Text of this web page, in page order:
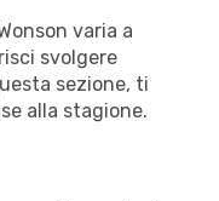
varia a
svolgere
sezione, ti
alla stagione.